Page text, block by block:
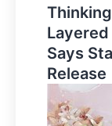
Says
Release